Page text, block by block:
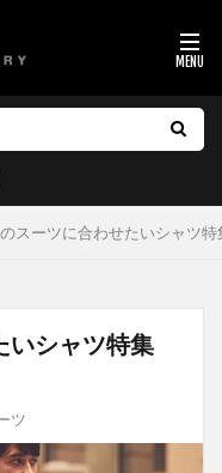
スーツに合わせたいシャツ
いシャツ特集
ツ